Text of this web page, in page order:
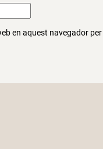
en aquest navegador per